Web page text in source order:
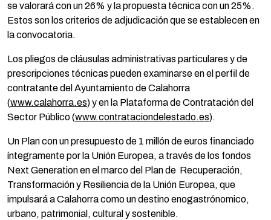
se valorará con un 26% y la propuesta técnica con un 25%.
Estos son los criterios de adjudicación que se establecen en
la convocatoria.
Los pliegos de cláusulas administrativas particulares y de
prescripciones técnicas pueden examinarse en el perfil de
contratante del Ayuntamiento de Calahorra
(www.calahorra.es) y en la Plataforma de Contratación del
Sector Público (www.contrataciondelestado.es).
Un Plan con un presupuesto de 1 millón de euros financiado
íntegramente por la Unión Europea, a través de los fondos
Next Generation en el marco del Plan de Recuperación,
Transformación y Resiliencia de la Unión Europea, que
impulsará a Calahorra como un destino enogastrónomico,
urbano, patrimonial, cultural y sostenible.